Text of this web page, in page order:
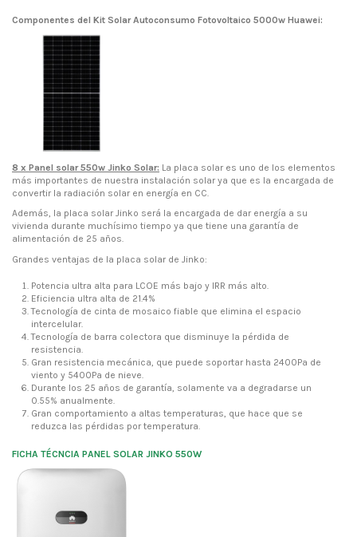
Componentes del Kit Solar Autoconsumo Fotovoltaico 5000w Huawei:
8 x Panel solar 550w Jinko Solar: La placa solar es uno de los elementos
más importantes de nuestra instalación solar ya que es la encargada de
convertir la radiación solar en energía en CC.
Además, la placa solar Jinko será la encargada de dar energía a su
vivienda durante muchísimo tiempo ya que tiene una garantía de
alimentación de 25 años.
Grandes ventajas de la placa solar de Jinko:
Potencia ultra alta para LCOE más bajo y IRR más alto.
Eficiencia ultra alta de 21.4%
Tecnología de cinta de mosaico fiable que elimina el espacio
intercelular.
Tecnología de barra colectora que disminuye la pérdida de
resistencia.
Gran resistencia mecánica, que puede soportar hasta 2400Pa de
viento y 5400Pa de nieve.
Durante los 25 años de garantía, solamente va a degradarse un
0.55% anualmente.
Gran comportamiento a altas temperaturas, que hace que se
reduzca las pérdidas por temperatura.
FICHA TÉCNCIA PANEL SOLAR JINKO 550W